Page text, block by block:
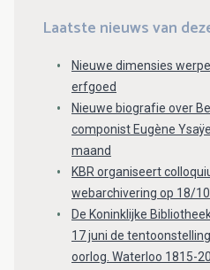
Laatste nieuws van
Nieuwe dimensies
erfgoed
Nieuwe biografie over
componist Eugène
maand
KBR organiseert
webarchivering op 18/10
De Koninklijke
17 juni de
oorlog. Waterloo 1815-